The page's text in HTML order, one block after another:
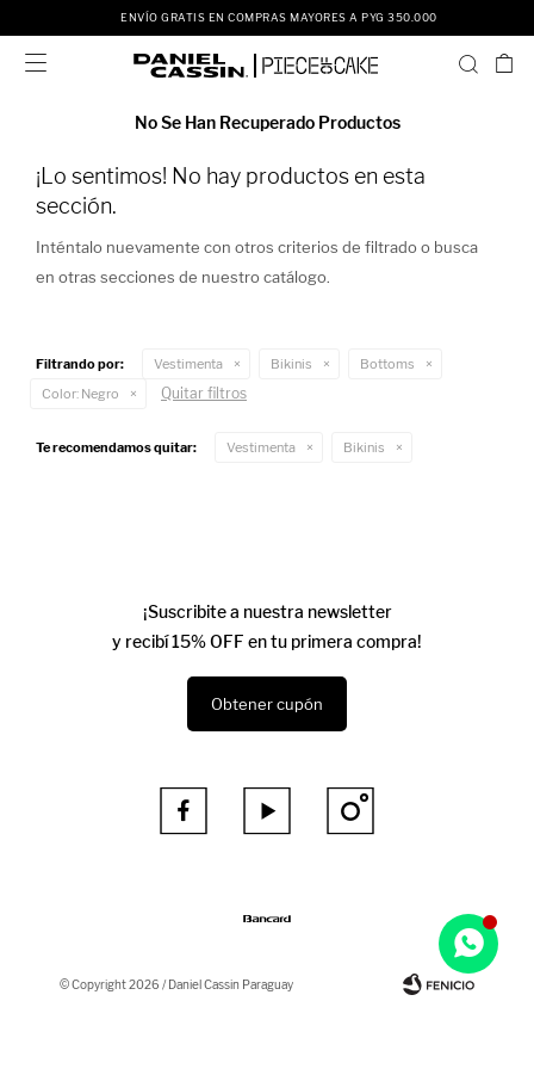
ENVÍO GRATIS EN COMPRAS MAYORES A PYG 350.000

No Se Han Recuperado Productos
¡Lo sentimos! No hay productos en esta
sección.
Inténtalo nuevamente con otros criterios de filtrado o busca
en otras secciones de nuestro catálogo.
Filtrando por: Vestimenta Bikinis
Bottoms
Color: Negro Quitar filtros
Te recomendamos quitar: Vestimenta Bikinis
¡Suscribite a nuestra newsletter
y recibí 15% OFF en tu primera compra!
Obtener cupón
  
© Copyright 2026 / Daniel Cassin Paraguay